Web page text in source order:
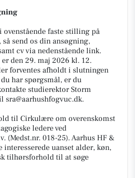
ovenstående faste stilling på
send os din ansøgning,
cv via nedenstående link.
den 29. maj 2026 kl. 12.
forventes afholdt i slutningen
har spørgsmål, er du
studierektor Storm
sra@aarhushfogvuc.dk.
til Cirkulære om overenskomst
ledere ved
(Medst.nr. 018-25). Aarhus HF &
uanset alder, køn,
tilhørsforhold til at søge